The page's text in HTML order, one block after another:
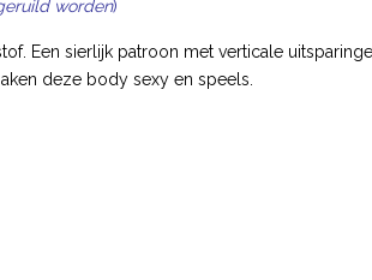
worden)
Een sierlijk patroon met verticale
deze body sexy en speels.